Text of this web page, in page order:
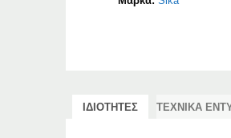
ΙΔΙΟΤΗΤΕΣ ΤΕΧΝΙΚΑ